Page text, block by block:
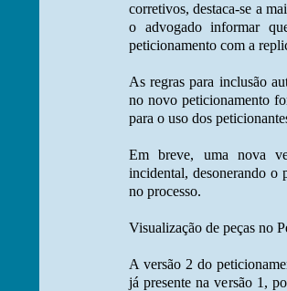
corretivos, destaca-se a
o advogado informar
peticionamento com a
As regras para inclusão
no novo peticionamento
para o uso dos
Em breve, uma nova
incidental, desonerando o
no processo.
Visualização de peças no
A versão 2 do
já presente na versão 1,